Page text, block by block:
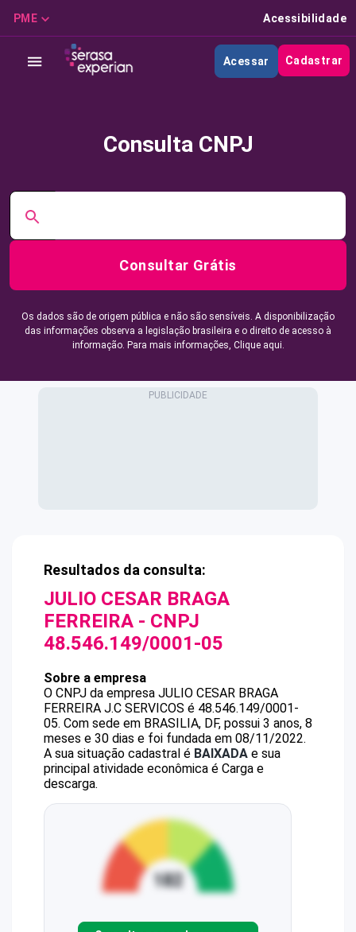
PME Acessibilidade
Acessar Cadastrar
Consulta CNPJ
Consultar Grátis
Os dados são de origem pública e não são sensíveis. A disponibilização
das informações observa a legislação brasileira e o direito de acesso à
informação. Para mais informações, Clique aqui.
Resultados da consulta:
JULIO CESAR BRAGA
FERREIRA - CNPJ
48.546.149/0001-05
Sobre a empresa
O CNPJ da empresa JULIO CESAR BRAGA
FERREIRA J.C SERVICOS é 48.546.149/0001-
05. Com sede em BRASILIA, DF, possui 3 anos, 8
meses e 30 dias e foi fundada em 08/11/2022.
A sua situação cadastral é BAIXADA e sua
principal atividade econômica é Carga e
descarga.